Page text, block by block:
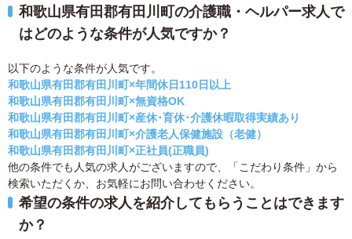
和歌山県有田郡有田川町の介護職・ヘルパー求人で
はどのような条件が人気ですか？
以下のような条件が人気です。
和歌山県有田郡有田川町×年間休日110日以上
和歌山県有田郡有田川町×無資格OK
和歌山県有田郡有田川町×産休･育休･介護休暇取得実績あり
和歌山県有田郡有田川町×介護老人保健施設（老健）
和歌山県有田郡有田川町×正社員(正職員)
他の条件でも人気の求人がございますので、「こだわり条件」から
検索いただくか、お気軽にお問い合わせください。
希望の条件の求人を紹介してもらうことはできます
か？